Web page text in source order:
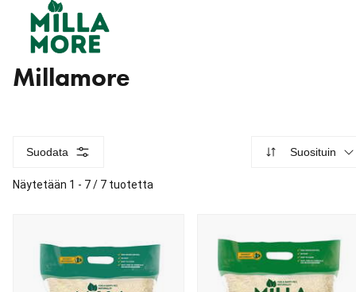
Tuotemerkit
Uutuudet
Tarjoukset
Palvelut
Millamore
Suodata Suosituin
Näytetään 1 - 7 / 7 tuotetta